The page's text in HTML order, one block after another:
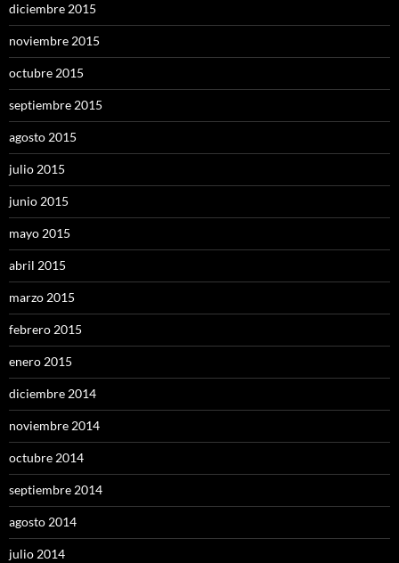
diciembre 2015
noviembre 2015
octubre 2015
septiembre 2015
agosto 2015
julio 2015
junio 2015
mayo 2015
abril 2015
marzo 2015
febrero 2015
enero 2015
diciembre 2014
noviembre 2014
octubre 2014
septiembre 2014
agosto 2014
julio 2014